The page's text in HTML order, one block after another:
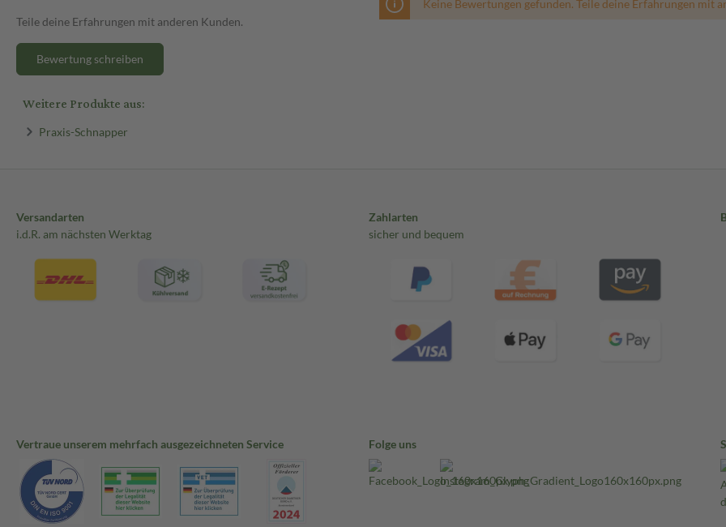
Teile deine Erfahrungen mit anderen Kunden.
Bewertung schreiben
Keine Bewertungen gefunden. Teile deine Erfahrungen mit
Weitere Produkte aus:
Praxis-Schnapper
Versandarten
i.d.R. am nächsten Werktag
Zahlarten
sicher und bequem
Vertraue unserem mehrfach ausgezeichneten Service Folge uns